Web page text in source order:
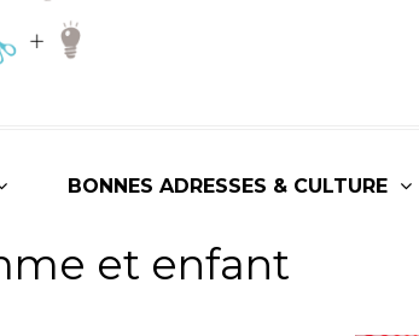
BONNES ADRESSES & CULTURE
et enfant